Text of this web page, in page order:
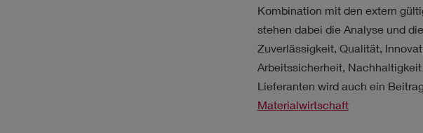
Kombination mit den extern
stehen dabei die Analyse und
Zuverlässigkeit, Qualität,
Arbeitssicherheit,
Lieferanten wird auch ein
Materialwirtschaft